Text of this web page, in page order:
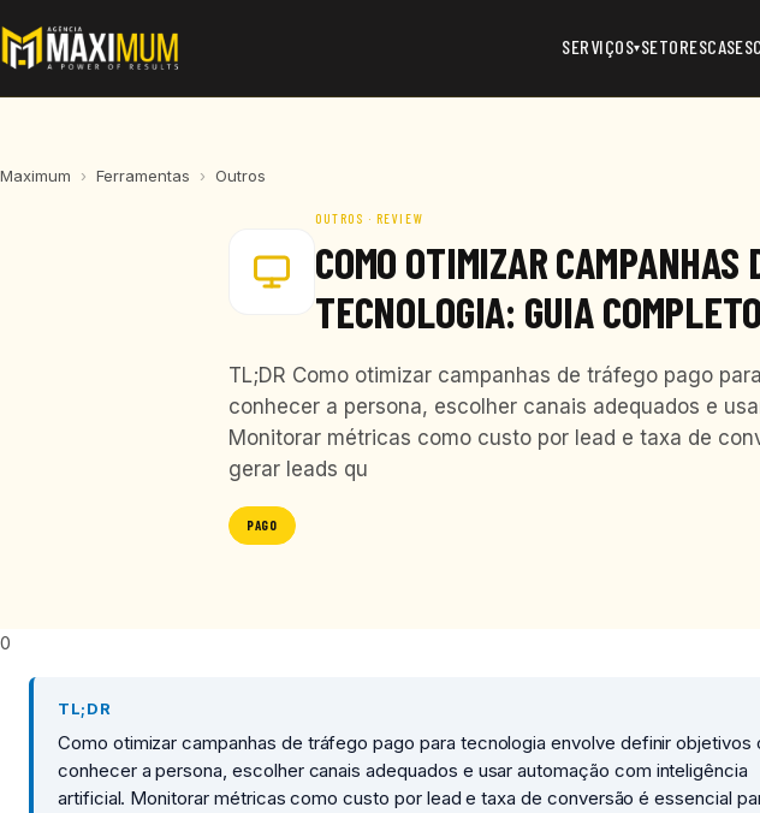
SERVIÇOS▾SETORESCASES
Maximum › Ferramentas › Outros
OUTROS · REVIEW
COMO OTIMIZAR CAMPANHAS
TECNOLOGIA: GUIA
TL;DR Como otimizar campanhas de tráfego pago
conhecer a persona, escolher canais adequados e
Monitorar métricas como custo por lead e taxa de
gerar leads qu
PAGO
0
TL;DR
Como otimizar campanhas de tráfego pago para tecnologia envolve definir objetivos
conhecer a persona, escolher canais adequados e usar automação com inteligência
artificial. Monitorar métricas como custo por lead e taxa de conversão é essencial